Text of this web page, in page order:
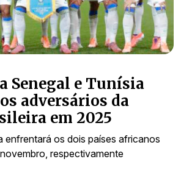
Senegal e Tunísia
adversários da
em 2025
enfrentará os dois países africanos
respectivamente